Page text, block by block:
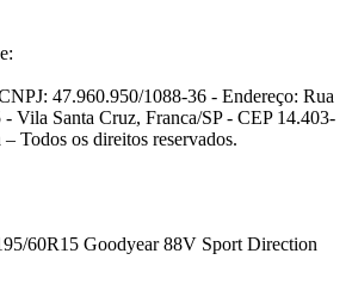
47.960.950/1088-36 - Endereço: Rua
Vila Santa Cruz, Franca/SP - CEP 14.403-
Todos os direitos reservados.
60R15 Goodyear 88V Sport Direction